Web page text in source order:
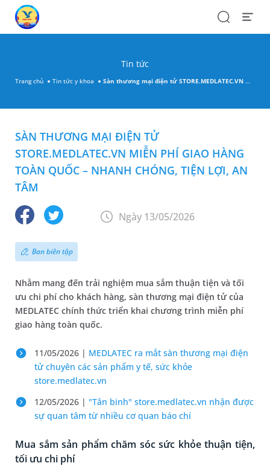
SearchOpen
Tin tức
Trang chủ Tin tức y khoa Sàn thương mại điện tử STORE.MEDLATEC.VN miễn phí giao hàng toàn quốc – Nhanh chóng, tiện lợi, an tâm
SÀN THƯƠNG MẠI ĐIỆN TỬ
STORE.MEDLATEC.VN MIỄN PHÍ GIAO HÀNG
TOÀN QUỐC – NHANH CHÓNG, TIỆN LỢI, AN
TÂM
Ngày 13/05/2026
Ban biên tập
Nhằm mang đến trải nghiệm mua sắm thuận tiện và tối
ưu chi phí cho khách hàng, sàn thương mại điện tử của
MEDLATEC chính thức triển khai chương trình miễn phí
giao hàng toàn quốc.
11/05/2026 | MEDLATEC ra mắt sàn thương mại điện
tử chuyên các sản phẩm y tế, sức khỏe
store.medlatec.vn
12/05/2026 | "Tân binh" store.medlatec.vn nhận được
sự quan tâm từ nhiều cơ quan báo chí
Mua sắm sản phẩm chăm sóc sức khỏe thuận tiện,
tối ưu chi phí